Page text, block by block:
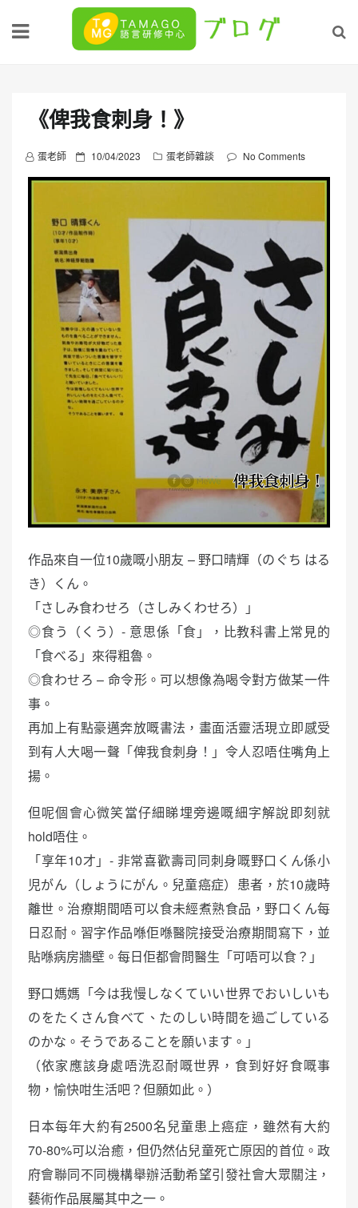
《俾我食刺身！》
蛋老師
P
o
e
o
n
10/04/2023 蛋老師雜談 No Comments
作品來自一位10歲嘅小朋友 – 野口晴輝（のぐち はる
き）くん。
「さしみ食わせろ（さしみくわせろ）」
◎食う（くう）- 意思係「食」，比教科書上常見的
「食べる」來得粗魯。
◎食わせろ – 命令形。可以想像為喝令對方做某一件
事。
再加上有點豪邁奔放嘅書法，畫面活靈活現立即感受
到有人大喝一聲「俾我食刺身！」令人忍唔住嘴角上
揚。
但呢個會心微笑當仔細睇埋旁邊嘅細字解說即刻就
hold唔住。
「享年10才」- 非常喜歡壽司同刺身嘅野口くん係小
児がん（しょうにがん。兒童癌症）患者，於10歲時
離世。治療期間唔可以食未經煮熟食品，野口くん每
日忍耐。習字作品喺佢喺醫院接受治療期間寫下，並
貼喺病房牆壁。每日佢都會問醫生「可唔可以食？」
野口媽媽「今は我慢しなくていい世界でおいしいも
のをたくさん食べて、たのしい時間を過ごしている
のかな。そうであることを願います。」
（依家應該身處唔洗忍耐嘅世界，食到好好食嘅事
物，愉快咁生活吧？但願如此。）
日本每年大約有2500名兒童患上癌症，雖然有大約
70-80%可以治癒，但仍然佔兒童死亡原因的首位。政
府會聯同不同機構舉辦活動希望引發社會大眾關注，
藝術作品展屬其中之一。